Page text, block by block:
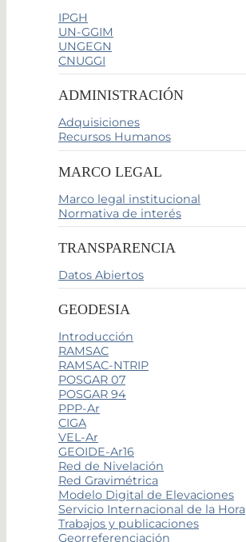
IPGH
UN-GGIM
UNGEGN
CNUGGI
ADMINISTRACIÓN
Adquisiciones
Recursos Humanos
MARCO LEGAL
Marco legal institucional
Normativa de interés
TRANSPARENCIA
Datos Abiertos
GEODESIA
Introducción
RAMSAC
RAMSAC-NTRIP
POSGAR 07
POSGAR 94
PPP-Ar
CIGA
VEL-Ar
GEOIDE-Ar16
Red de Nivelación
Red Gravimétrica
Modelo Digital de Elevaciones
Servicio Internacional de la Hora
Trabajos y publicaciones
Georreferenciación